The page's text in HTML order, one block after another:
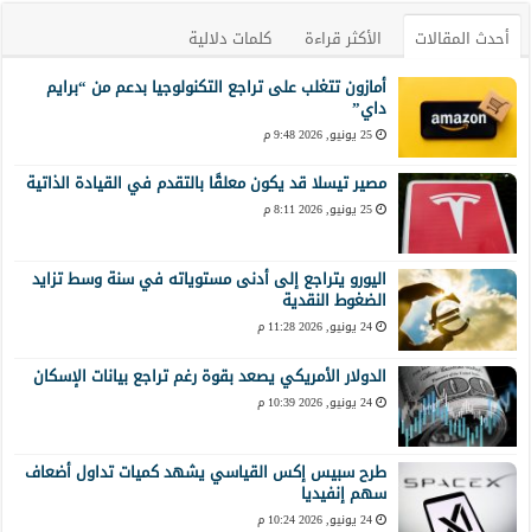
أحدث المقالات الأكثر قراءة
كلمات دلالية
أمازون تتغلب على تراجع التكنولوجيا بدعم من “برايم
داي”
25 يونيو, 2026 9:48 م
مصير تيسلا قد يكون معلقًا بالتقدم في القيادة الذاتية
25 يونيو, 2026 8:11 م
اليورو يتراجع إلى أدنى مستوياته في سنة وسط تزايد
الضغوط النقدية
24 يونيو, 2026 11:28 م
الدولار الأمريكي يصعد بقوة رغم تراجع بيانات الإسكان
24 يونيو, 2026 10:39 م
طرح سبيس إكس القياسي يشهد كميات تداول أضعاف
سهم إنفيديا
24 يونيو, 2026 10:24 م